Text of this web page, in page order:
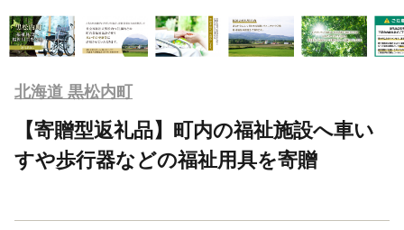
北海道 黒松内町
【寄贈型返礼品】町内の福祉施設へ車い
すや歩行器などの福祉用具を寄贈